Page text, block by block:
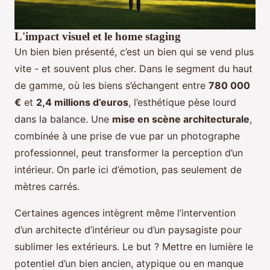
L'impact visuel et le home staging
Un bien bien présenté, c’est un bien qui se vend plus
vite - et souvent plus cher. Dans le segment du haut
de gamme, où les biens s’échangent entre 780 000
€ et 2,4 millions d’euros, l’esthétique pèse lourd
dans la balance. Une mise en scène architecturale,
combinée à une prise de vue par un photographe
professionnel, peut transformer la perception d’un
intérieur. On parle ici d’émotion, pas seulement de
mètres carrés.
Certaines agences intègrent même l’intervention
d’un architecte d’intérieur ou d’un paysagiste pour
sublimer les extérieurs. Le but ? Mettre en lumière le
potentiel d’un bien ancien, atypique ou en manque